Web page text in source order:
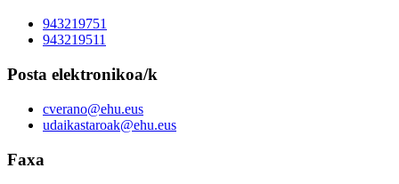
943219751
943219511
Posta elektronikoa/k
cverano@ehu.eus
udaikastaroak@ehu.eus
Faxa